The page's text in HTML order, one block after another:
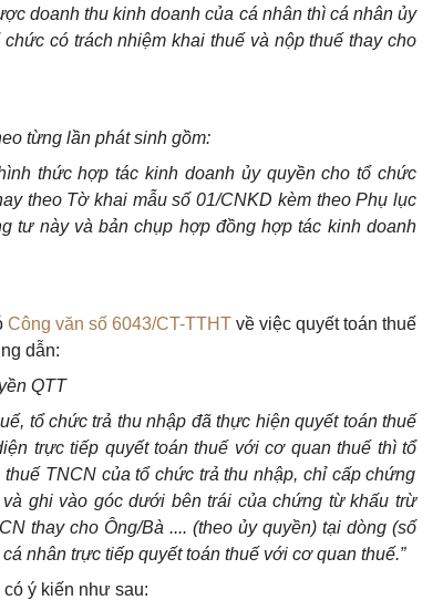
doanh thu kinh doanh của cá nhân thì cá nhân ủy
có trách nhiệm khai thuế và nộp thuế thay cho
từng lần phát sinh gồm:
thức hợp tác kinh doanh ủy quyền cho tổ chức
theo Tờ khai mẫu số 01/CNKD kèm theo Phụ lục
tư này và bản chụp hợp đồng hợp tác kinh doanh
Công văn số 6043/CT-TTHT về việc quyết toán thuế
dẫn:
QTT
tổchứctrả thu nhập đãthực hiện quyết toán thuế
trực tiếp quyết toán thuế với cơ quan thuế thì tổ
TNCN của tổ chức trả thu nhập, chỉ cấp chứng
và ghi vào góc dưới bên trái của chứng từ khấu trừ
thay cho Ông/Bà .... (theo ủy quyền) tại dòng (số
cá nhân trực tiếp quyết toán thuế với cơ quan thuế.”
ý kiến như sau: